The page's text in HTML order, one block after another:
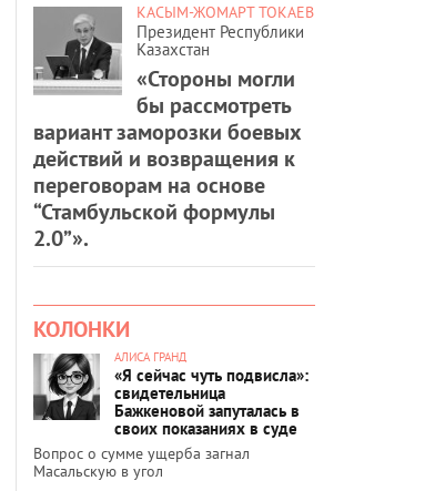
КАСЫМ-ЖОМАРТ ТОКАЕВ
Президент Республики
Казахстан
«Стороны могли
бы рассмотреть
вариант заморозки боевых
действий и возвращения к
переговорам на основе
“Стамбульской формулы
2.0”».
КОЛОНКИ
АЛИСА ГРАНД
«Я сейчас чуть подвисла»:
свидетельница
Бажкеновой запуталась в
своих показаниях в суде
Вопрос о сумме ущерба загнал
Масальскую в угол